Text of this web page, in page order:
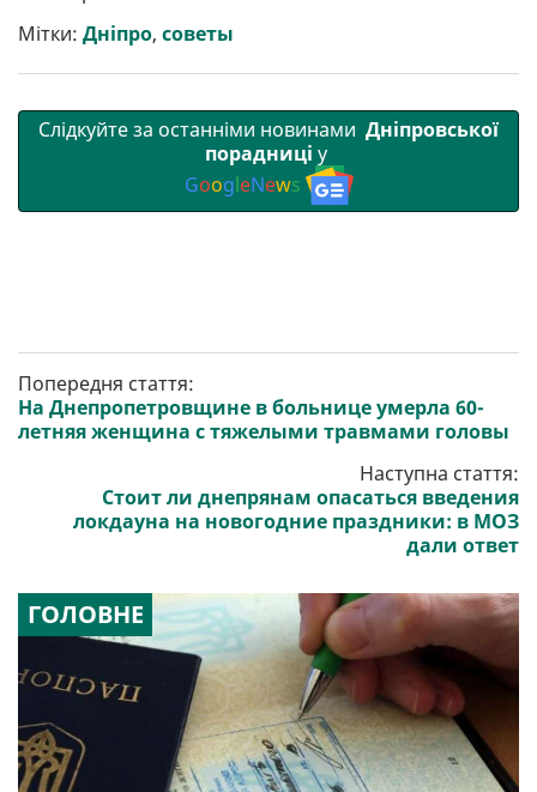
т
и
o
k
r a
m
Мітки: Дніпро, советы
Слідкуйте за останніми новинами Дніпровської
порадниці у
GoogleNews
Попередня стаття:
На Днепропетровщине в больнице умерла 60-
летняя женщина с тяжелыми травмами головы
Наступна стаття:
Стоит ли днепрянам опасаться введения
локдауна на новогодние праздники: в МОЗ
дали ответ
ГОЛОВНЕ